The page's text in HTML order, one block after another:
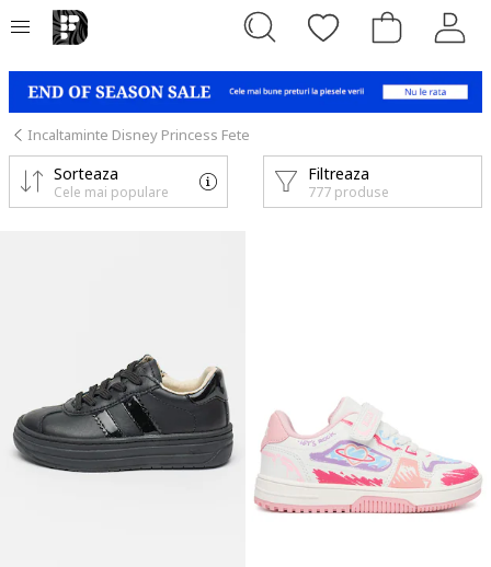
Incaltaminte Disney Princess Fete
Filtreaza
777 produse
Sorteaza
Cele mai populare